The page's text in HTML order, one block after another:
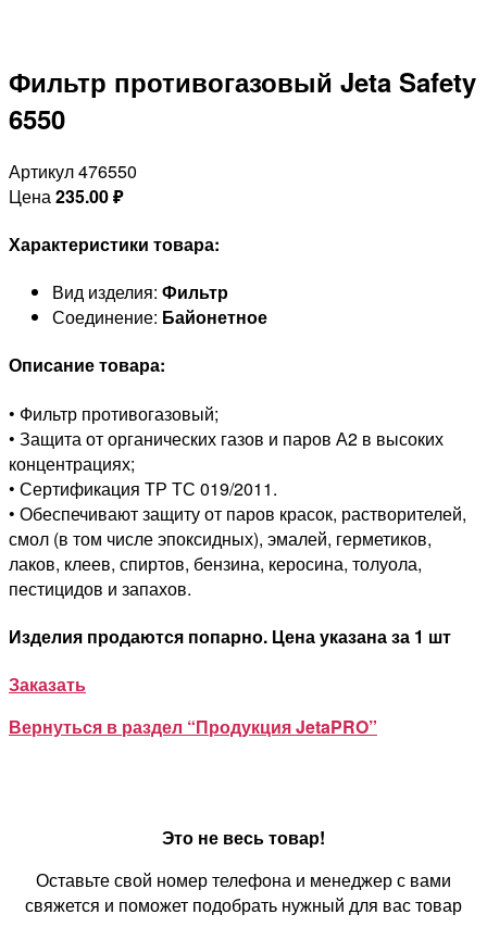
Фильтр противогазовый Jeta Safety
6550
Артикул 476550
Цена235.00₽
Характеристики товара:
Вид изделия: Фильтр
Соединение: Байонетное
Описание товара:
• Фильтр противогазовый;
• Защита от органических газов и паров А2 в высоких
концентрациях;
• Сертификация ТР ТС 019/2011.
• Обеспечивают защиту от паров красок, растворителей,
смол (в том числе эпоксидных), эмалей, герметиков,
лаков, клеев, спиртов, бензина, керосина, толуола,
пестицидов и запахов.
Изделия продаются попарно. Цена указана за 1 шт
Заказать
Вернуться в раздел “Продукция JetaPRO”
Это не весь товар!
Оставьте свой номер телефона и менеджер с вами
свяжется и поможет подобрать нужный для вас товар